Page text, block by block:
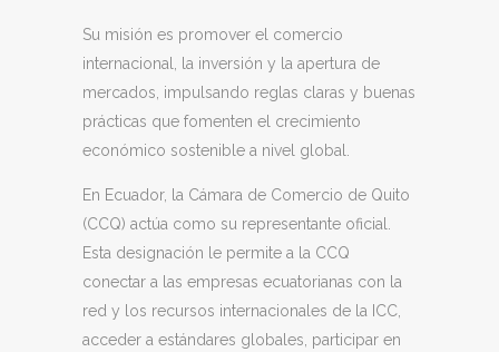
Su misión es promover el comercio
internacional, la inversión y la apertura de
mercados, impulsando reglas claras y buenas
prácticas que fomenten el crecimiento
económico sostenible a nivel global.
En Ecuador, la Cámara de Comercio de Quito
(CCQ) actúa como su representante oficial.
Esta designación le permite a la CCQ
conectar a las empresas ecuatorianas con la
red y los recursos internacionales de la ICC,
acceder a estándares globales, participar en